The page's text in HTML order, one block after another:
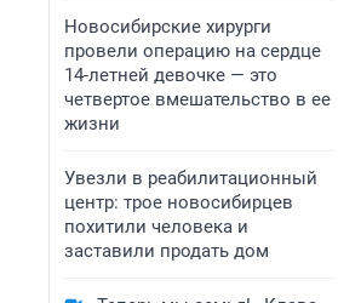
Новосибирские хирурги
провели операцию на сердце
14-летней девочке — это
четвертое вмешательство в ее
жизни
Увезли в реабилитационный
центр: трое новосибирцев
похитили человека и
заставили продать дом